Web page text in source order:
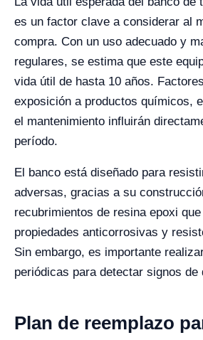
es un factor clave a considerar al
compra. Con un uso adecuado y
regulares, se estima que este
vida útil de hasta 10 años.
exposición a productos químicos,
el mantenimiento influirán
período.
El banco está diseñado para
adversas, gracias a su
recubrimientos de resina epoxi
propiedades anticorrosivas y
Sin embargo, es importante
periódicas para detectar signos de
Plan de reemplazo